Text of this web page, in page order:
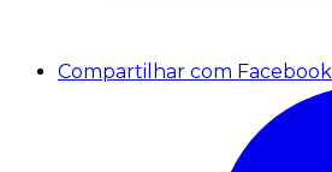
Compartilhar com Facebook